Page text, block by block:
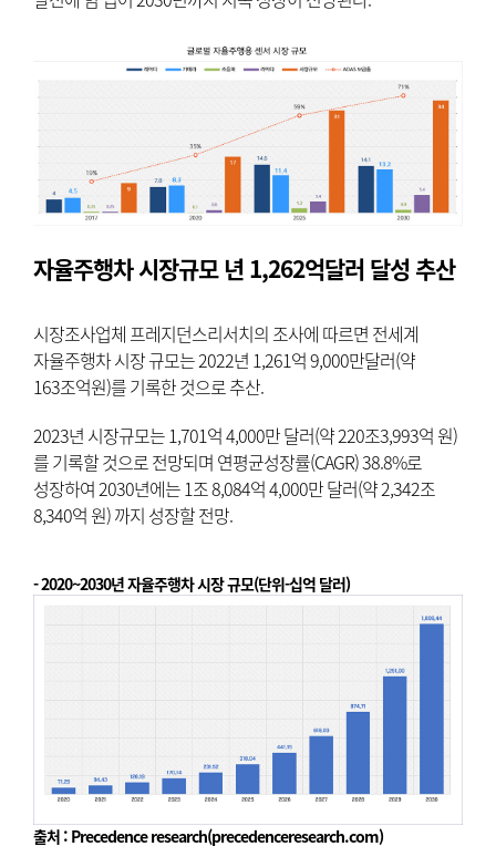
자율주행차 시장규모 년 1,262억달러 달성 추산
시장조사업체 프레지던스리서치의 조사에 따르면 전세계
자율주행차 시장 규모는 2022년 1,261억 9,000만달러(약
163조억원)를 기록한 것으로 추산.
2023년 시장규모는 1,701억 4,000만 달러(약 220조3,993억 원)
를 기록할 것으로 전망되며 연평균성장률(CAGR) 38.8%로
성장하여 2030년에는 1조 8,084억 4,000만 달러(약 2,342조
8,340억 원) 까지 성장할 전망.
- 2020~2030년 자율주행차 시장 규모(단위-십억 달러)
출처 : Precedence research(precedenceresearch.com)